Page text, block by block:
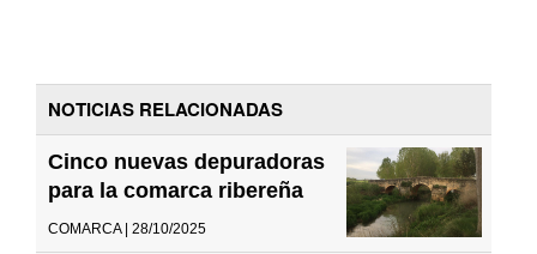
NOTICIAS RELACIONADAS
Cinco nuevas depuradoras
para la comarca ribereña
COMARCA | 28/10/2025